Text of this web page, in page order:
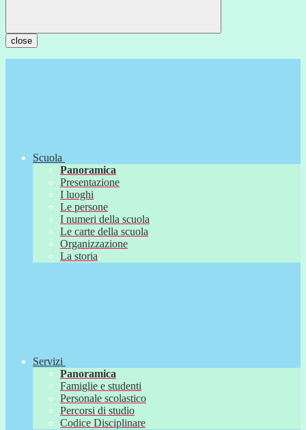
close
Scuola
Panoramica
Presentazione
I luoghi
Le persone
I numeri della scuola
Le carte della scuola
Organizzazione
La storia
Servizi
Panoramica
Famiglie e studenti
Personale scolastico
Percorsi di studio
Codice Disciplinare